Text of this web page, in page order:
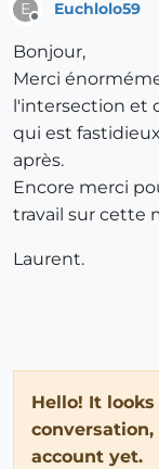
E Euchlolo59
Bonjour,
Merci
l'intersection et
qui est
après.
Encore merci
travail sur cette
Laurent.
Hello! It
account yet.